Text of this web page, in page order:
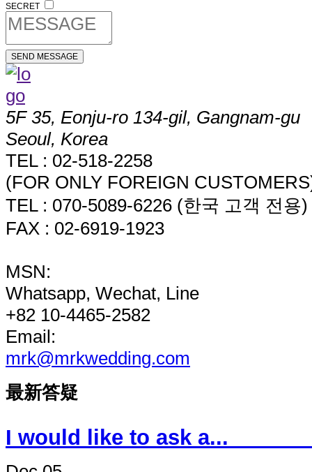
SECRET
5F 35, Eonju-ro 134-gil, Gangnam-gu
Seoul, Korea
TEL : 02-518-2258
(FOR ONLY FOREIGN
TEL : 070-5089-6226 (한국 고객 전용)
FAX : 02-6919-1923
MSN:
Whatsapp, Wechat, Line
+82 10-4465-2582
Email:
mrk@mrkwedding.com
最新答疑
I would like to